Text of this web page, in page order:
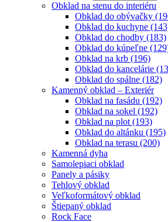
Obklad na stenu do interiéru
Obklad do obývačky
Obklad do kuchyne
Obklad do chodby (183)
Obklad do kúpeľne
Obklad na krb (196)
Obklad do kancelárie
Obklad do spálne (182)
Kamenný obklad – Exteriér
Obklad na fasádu (192)
Obklad na sokel (192)
Obklad na plot (193)
Obklad do altánku (195)
Obklad na terasu (200)
Kamenná dyha
Samolepiaci obklad
Panely a pásiky
Tehlový obklad
Veľkoformátový obklad
Štiepaný obklad
Rock Face